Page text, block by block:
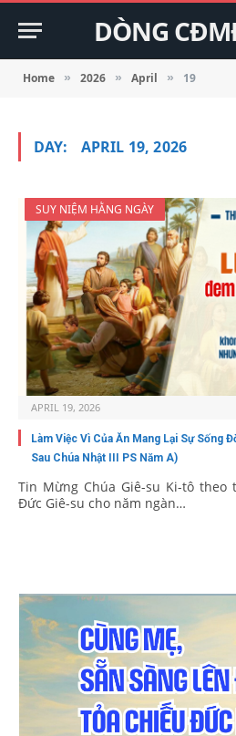
DÒNG
Home » 2026 » April » 19
DAY: APRIL 19, 2026
SUY NIỆM HẰNG NGÀY
APRIL 19, 2026
Làm Việc Vì Của Ăn Mang Lại Sự Sống
Sau Chúa Nhật III PS Năm A)
Tin Mừng Chúa Giê-su Ki-tô theo
Đức Giê-su cho năm ngàn…